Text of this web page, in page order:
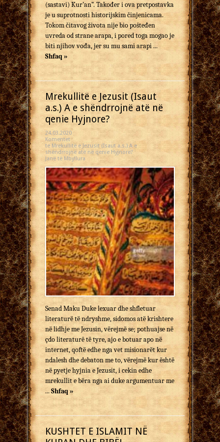
(sastavi) Kur’an”. Također i ova pretpostavka
je u suprotnosti historijskim činjenicama.
Tokom čitavog života nije bio pošteđen
uvreda od strane arapa, i pored toga mogao je
biti njihov vođa, jer su mu sami arapi ...
Shfaq »
Mrekullitë e Jezusit (Isaut
a.s.) A e shëndrrojnë atë në
qenie Hyjnore?
24.03.2020
Komentet
te Mrekullitë e Jezusit (Isaut a.s.) A e
shëndrrojnë atë në qenie Hyjnore?
Janë të Mbyllura
Senad Maku Duke lexuar dhe shfletuar
literaturë të ndryshme, sidomos atë krishtere
në lidhje me Jezusin, vërejmë se; pothuajse në
çdo literaturë të tyre, ajo e botuar apo në
internet, qoftë edhe nga vet misionarët kur
ndalesh dhe debaton me to, vërejmë kur është
në pyetje hyjnia e Jezusit, i cekin edhe
mrekullit e bëra nga ai duke argumentuar me
... Shfaq »
KUSHTET E ISLAMIT NË